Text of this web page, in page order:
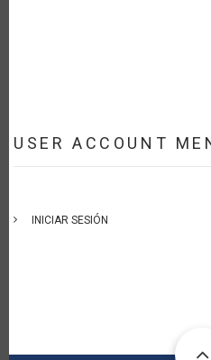
USER ACCOUNT
INICIAR SESIÓN